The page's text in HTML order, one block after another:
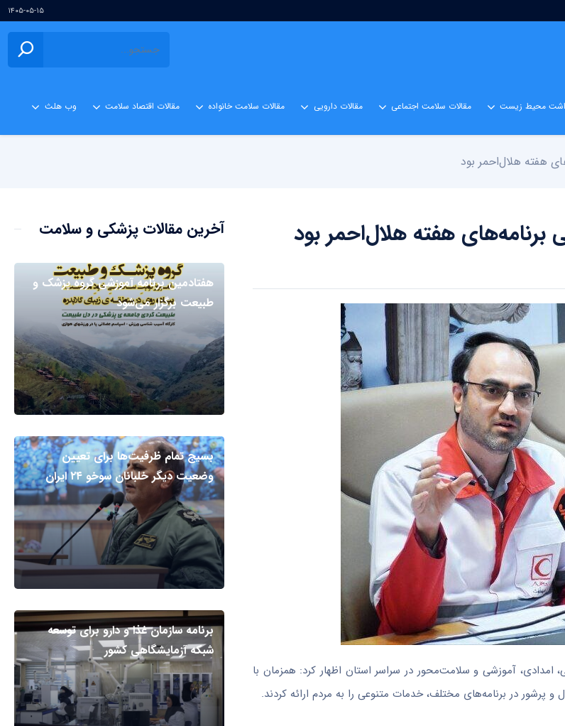
۱۴۰۵-۰۵-۱۵
محیط زیست مقالات سلامت اجتماعی مقالات دارویی مقالات سلامت خانواده مقالات اقتصاد سلامت وب هلث
هفته هلال‌احمر بود
هفته هلال‌احمر بود
امدادی، آموزشی و سلامت‌محور در سراسر استان اظهار کرد: همزمان با
پرشور در برنامه‌های مختلف، خدمات متنوعی را به مردم ارائه کردند.
آخرین مقالات پزشکی و سلامت
هفتادمین برنامه آموزشی گروه پزشک و
طبیعت برگزار می‌شود
بسیج تمام ظرفیت‌ها برای تعیین
وضعیت دیگر خلبانان سوخو ۲۴ ایران
برنامه سازمان غذا و دارو برای توسعه
شبکه آزمایشگاهی کشور